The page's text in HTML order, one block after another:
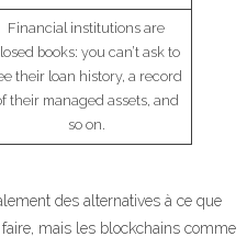
Financial institutions are
books: you can’t ask to
their loan history, a record
their managed assets, and
so on.
des alternatives à ce que
mais les blockchains comme